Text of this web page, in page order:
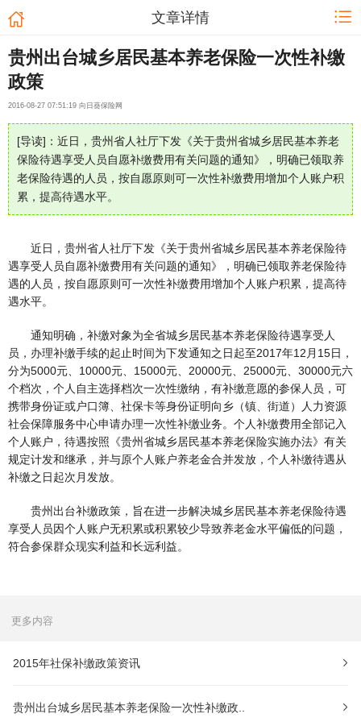
文章详情
贵州出台城乡居民基本养老保险一次性补缴
政策
2016-08-27 07:51:19 向日葵保险网
[导读]：近日，贵州省人社厅下发《关于贵州省城乡居民基本养老
保险待遇享受人员自愿补缴费用有关问题的通知》，明确已领取养
老保险待遇的人员，按自愿原则可一次性补缴费用增加个人账户积
累，提高待遇水平。
近日，贵州省人社厅下发《关于贵州省城乡居民基本养老保险待
遇享受人员自愿补缴费用有关问题的通知》，明确已领取养老保险待
遇的人员，按自愿原则可一次性补缴费用增加个人账户积累，提高待
遇水平。
通知明确，补缴对象为全省城乡居民基本养老保险待遇享受人
员，办理补缴手续的起止时间为下发通知之日起至2017年12月15日，
分为5000元、10000元、15000元、20000元、25000元、30000元六
个档次，个人自主选择档次一次性缴纳，有补缴意愿的参保人员，可
携带身份证或户口簿、社保卡等身份证明向乡（镇、街道）人力资源
社会保障服务中心申请办理一次性补缴业务。个人补缴费用全部记入
个人账户，待遇按照《贵州省城乡居民基本养老保险实施办法》有关
规定计发和继承，并与原个人账户养老金合并发放，个人补缴待遇从
补缴之日起次月发放。
贵州出台补缴政策，旨在进一步解决城乡居民基本养老保险待遇
享受人员因个人账户无积累或积累较少导致养老金水平偏低的问题，
符合参保群众现实利益和长远利益。
更多内容
2015年社保补缴政策资讯
贵州出台城乡居民基本养老保险一次性补缴政..